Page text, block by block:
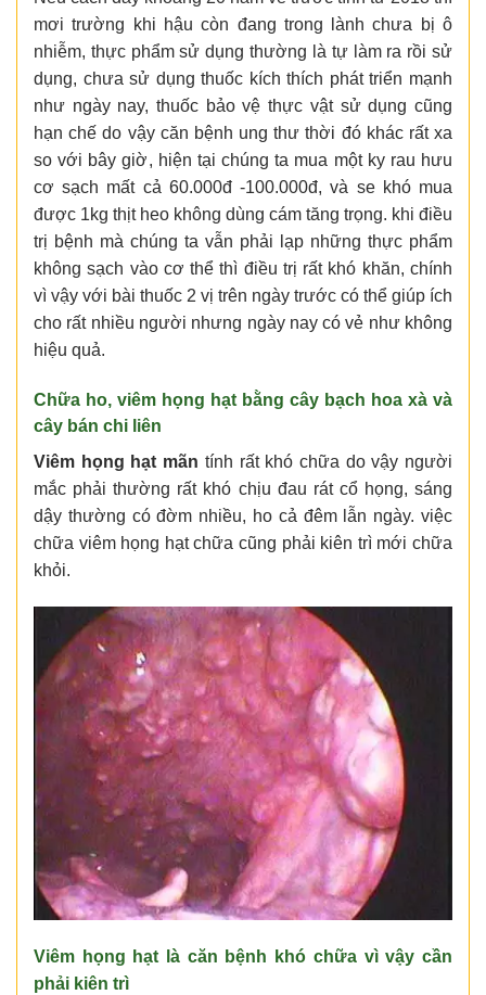
mơi trường khi hậu còn đang trong lành chưa bị ô
nhiễm, thực phẩm sử dụng thường là tự làm ra rồi sử
dụng, chưa sử dụng thuốc kích thích phát triển mạnh
như ngày nay, thuốc bảo vệ thực vật sử dụng cũng
hạn chế do vậy căn bệnh ung thư thời đó khác rất xa
so với bây giờ, hiện tại chúng ta mua một ky rau hưu
cơ sạch mất cả 60.000đ -100.000đ, và se khó mua
được 1kg thịt heo không dùng cám tăng trọng. khi điều
trị bệnh mà chúng ta vẫn phải lạp những thực phẩm
không sạch vào cơ thể thì điều trị rất khó khăn, chính
vì vậy với bài thuốc 2 vị trên ngày trước có thể giúp ích
cho rất nhiều người nhưng ngày nay có vẻ như không
hiệu quả.
Chữa ho, viêm họng hạt bằng cây bạch hoa xà và
cây bán chi liên
Viêm họng hạt mãn tính rất khó chữa do vậy người
mắc phải thường rất khó chịu đau rát cổ họng, sáng
dậy thường có đờm nhiều, ho cả đêm lẫn ngày. việc
chữa viêm họng hạt chữa cũng phải kiên trì mới chữa
khỏi.
Viêm họng hạt là căn bệnh khó chữa vì vậy cần
phải kiên trì